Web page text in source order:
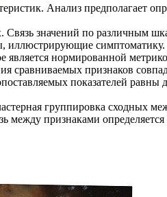
Анализ предполагает
значений по различным
иллюстрирующие симптоматику.
нормированной
сравниваемых признаков
показателей
группировка сходных
признаками